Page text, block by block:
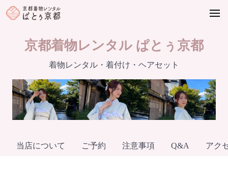
Skip
京都着物レンタル ぱとぅ京都
着物レンタル・着付け・ヘアセット
当店について ご予約 注意事項 Q&A アク